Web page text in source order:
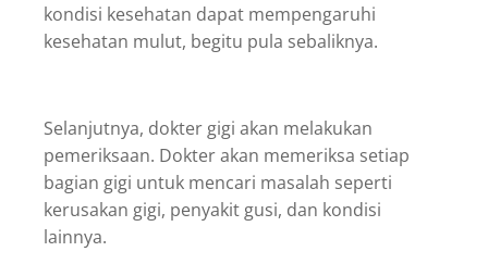
kondisi kesehatan dapat mempengaruhi
kesehatan mulut, begitu pula sebaliknya.
Selanjutnya, dokter gigi akan melakukan
pemeriksaan. Dokter akan memeriksa setiap
bagian gigi untuk mencari masalah seperti
kerusakan gigi, penyakit gusi, dan kondisi
lainnya.